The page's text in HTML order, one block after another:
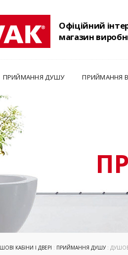
Офіційний
магазин
ПРИЙМАННЯ ДУШУ ПРИЙМАННЯ
КАБІНИ І ДВЕРІ : ПРИЙМАННЯ ДУШУ :